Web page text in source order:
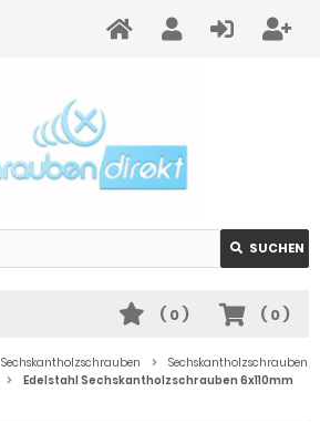
SUCHEN
( 0)
( 0)
Sechskantholzschrauben
Sechskantholzschrauben
Edelstahl Sechskantholzschrauben 6x110mm